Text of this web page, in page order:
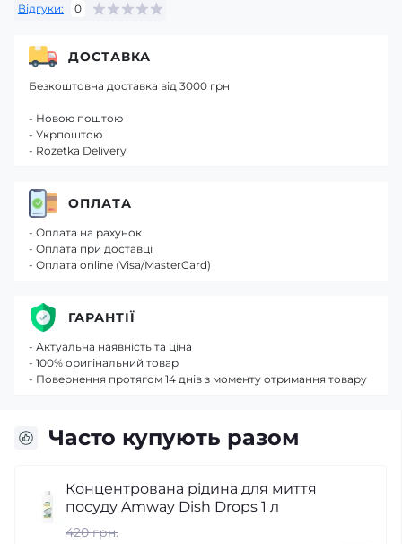
Відгуки: 0
Часто купують разом
Концентрована рідина для миття
посуду Amway Dish Drops 1 л
420 грн.
ДОСТАВКА
Безкоштовна доставка від 3000 грн
- Новою поштою
- Укрпоштою
- Rozetka Delivery
ОПЛАТА
- Оплата на рахунок
- Оплата при доставці
- Оплата online (Visa/MasterCard)
ГАРАНТІЇ
- Актуальна наявність та ціна
- 100% оригінальний товар
- Повернення протягом 14 днів з моменту отримання товару